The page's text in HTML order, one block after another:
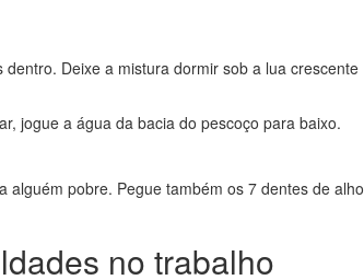
Deixe a mistura dormir sob a lua crescente
jogue a água da bacia do pescoço para baixo.
pobre. Pegue também os 7 dentes de alho
no trabalho